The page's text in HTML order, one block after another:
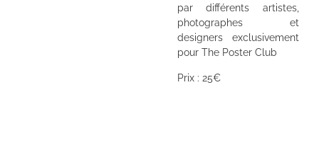
par différents artistes,
photographes et
designers exclusivement
pour The Poster Club
Prix : 25€